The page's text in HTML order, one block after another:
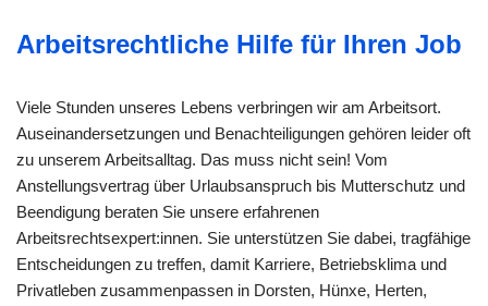
Arbeitsrechtliche Hilfe für Ihren Job
Viele Stunden unseres Lebens verbringen wir am Arbeitsort.
Auseinandersetzungen und Benachteiligungen gehören leider oft
zu unserem Arbeitsalltag. Das muss nicht sein! Vom
Anstellungsvertrag über Urlaubsanspruch bis Mutterschutz und
Beendigung beraten Sie unsere erfahrenen
Arbeitsrechtsexpert:innen. Sie unterstützen Sie dabei, tragfähige
Entscheidungen zu treffen, damit Karriere, Betriebsklima und
Privatleben zusammenpassen in Dorsten, Hünxe, Herten,